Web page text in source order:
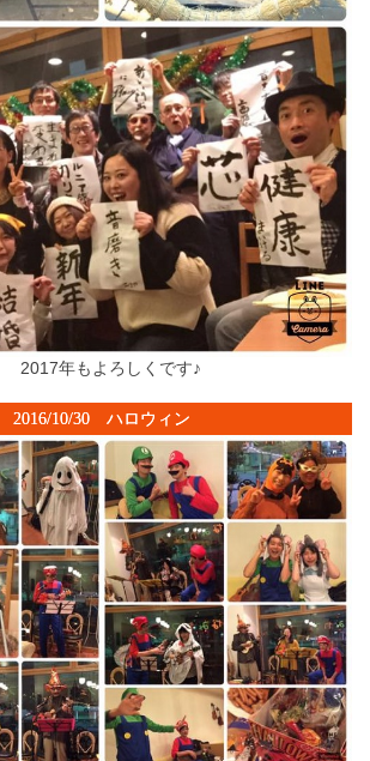
2017年もよろしくです♪
2016/10/30 ハロウィン